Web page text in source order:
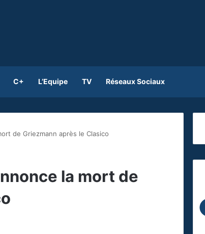
C+ L’Equipe TV Réseaux Sociaux
de Griezmann après le Clasico
la mort de